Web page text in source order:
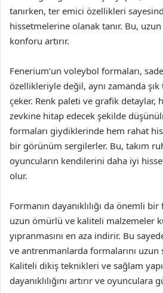
tanırken, ter emici özellikleri
hissetmelerine olanak tanır. Bu,
konforu artırır.
Fenerium’un voleybol formaları,
özellikleriyle değil, aynı zamanda şık
çeker. Renk paleti ve grafik detaylar,
zevkine hitap edecek şekilde
formaları giydiklerinde hem rahat
bir görünüm sergilerler. Bu, takım
oyuncuların kendilerini daha iyi
olur.
Formanın dayanıklılığı da önemli
uzun ömürlü ve kaliteli malzemeler
yıpranmasını en aza indirir. Bu
ve antrenmanlarda formalarını
Kaliteli dikiş teknikleri ve sağlam
dayanıklılığını artırır ve oyunculara